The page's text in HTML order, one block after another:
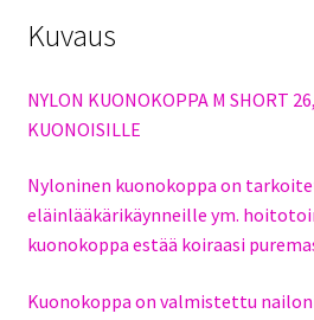
Kuvaus
NYLON KUONOKOPPA M SHORT
KUONOISILLE
Nyloninen kuonokoppa on
eläinlääkärikäynneille ym.
kuonokoppa estää koiraasi
Kuonokoppa on valmistettu